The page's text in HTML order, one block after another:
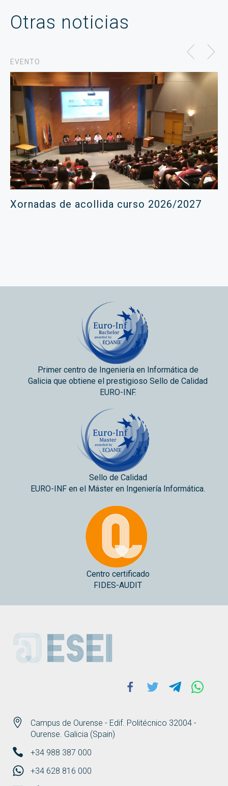
Otras noticias
EVENTO
Xornadas de acollida curso 2026/2027
Primer centro de Ingeniería en Informática de
Galicia que obtiene el prestigioso Sello de Calidad
EURO-INF.
Sello de Calidad
EURO-INF en el Máster en Ingeniería Informática.
Centro certificado
FIDES-AUDIT
ESEI
Campus de Ourense - Edif. Politécnico 32004 -
Ourense. Galicia (Spain)
+34 988 387 000
+34 628 816 000
Facebook
Twitter Telegram